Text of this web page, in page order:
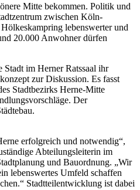
Mitte bekommen. Politik und
zwischen Köln-
lebenswerter und
20.000 Anwohner dürfen
im Herner Ratssaal ihr
zur Diskussion. Es fasst
Stadtbezirks Herne-Mitte
Der
erfolgreich und notwendig“,
Abteilungsleiterin im
und Bauordnung. „Wir
lebenswertes Umfeld schaffen
Stadtteilentwicklung ist dabei